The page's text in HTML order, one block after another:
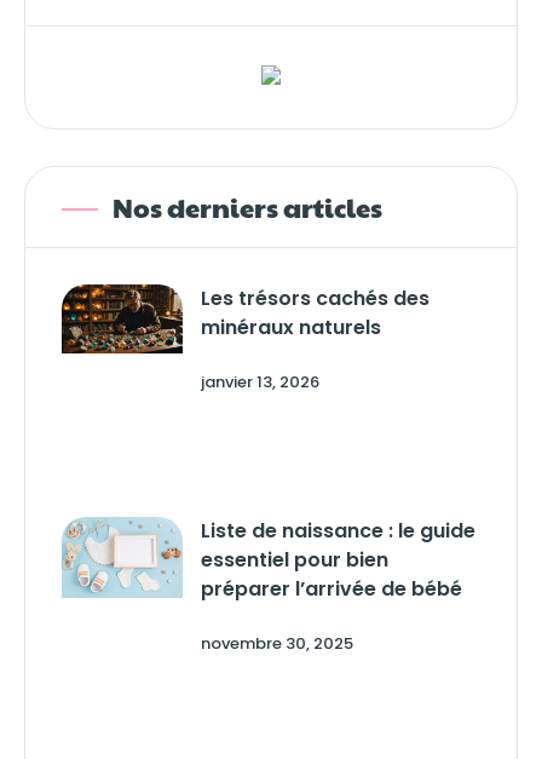
Nos derniers articles
Les trésors cachés des
minéraux naturels
janvier 13, 2026
Liste de naissance : le guide
essentiel pour bien
préparer l’arrivée de bébé
novembre 30, 2025